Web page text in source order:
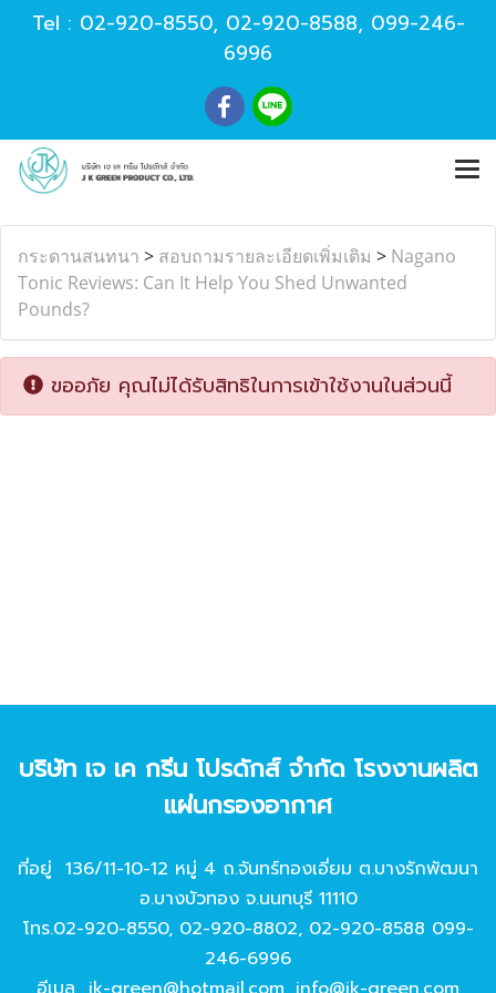
Tel : 02-920-8550, 02-920-8588, 099-246-
6996
กระดานสนทนา > สอบถามรายละเอียดเพิ่มเติม > Nagano
Tonic Reviews: Can It Help You Shed Unwanted
Pounds?
ขออภัย คุณไม่ได้รับสิทธิในการเข้าใช้งานในส่วนนี้
บริษัท เจ เค กรีน โปรดักส์ จํากัด โรงงานผลิต
แผ่นกรองอากาศ
ที่อยู่ 136/11-10-12 หมู่ 4 ถ.จันทร์ทองเอี่ยม ต.บางรักพัฒนา
อ.บางบัวทอง จ.นนทบุรี 11110
โทร.02-920-8550, 02-920-8802, 02-920-8588 099-
246-6996